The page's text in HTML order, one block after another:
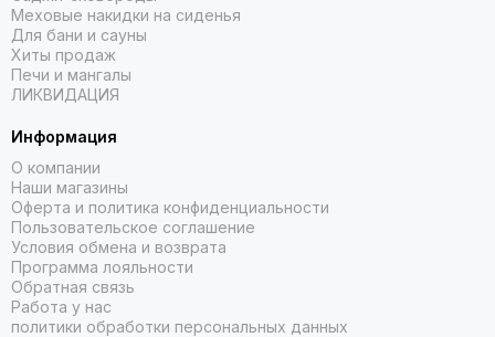
Меховые накидки на сиденья
Для бани и сауны
Хиты продаж
Печи и мангалы
ЛИКВИДАЦИЯ
Информация
О компании
Наши магазины
Оферта и политика конфиденциальности
Пользовательское соглашение
Условия обмена и возврата
Программа лояльности
Обратная связь
Работа у нас
политики обработки персональных данных